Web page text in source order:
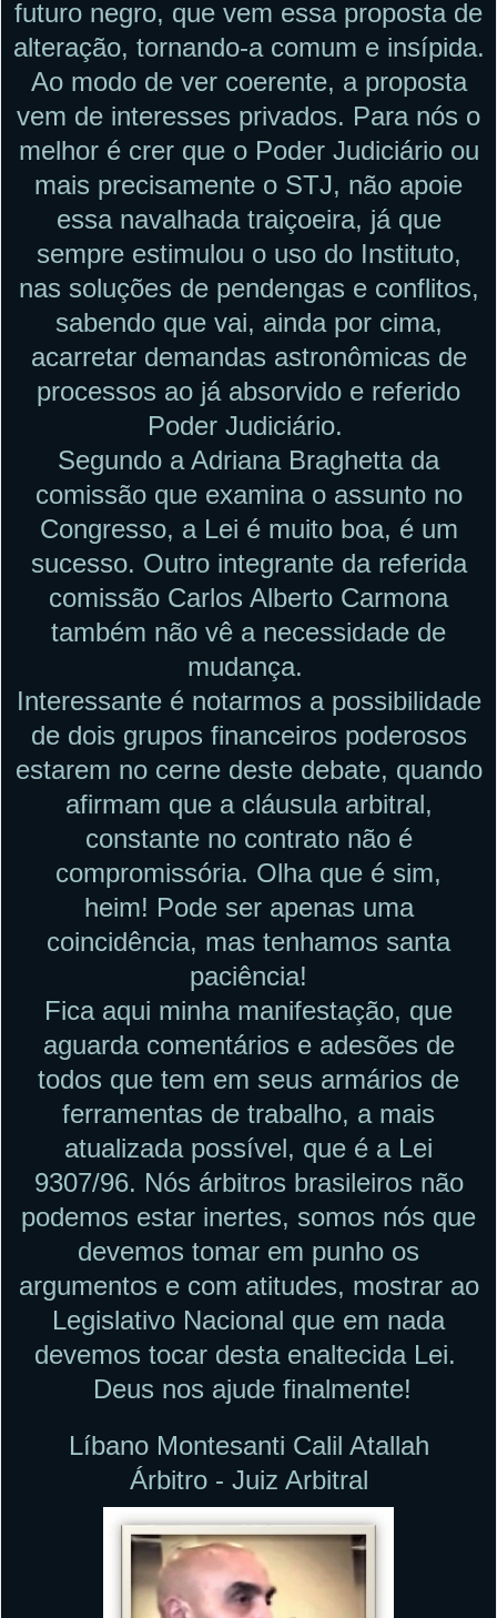
futuro negro, que vem essa proposta de
alteração, tornando-a comum e insípida.
Ao modo de ver coerente, a proposta
vem de interesses privados. Para nós o
melhor é crer que o Poder Judiciário ou
mais precisamente o STJ, não apoie
essa navalhada traiçoeira, já que
sempre estimulou o uso do Instituto,
nas soluções de pendengas e conflitos,
sabendo que vai, ainda por cima,
acarretar demandas astronômicas de
processos ao já absorvido e referido
Poder Judiciário.
Segundo a Adriana Braghetta da
comissão que examina o assunto no
Congresso, a Lei é muito boa, é um
sucesso. Outro integrante da referida
comissão Carlos Alberto Carmona
também não vê a necessidade de
mudança.
Interessante é notarmos a possibilidade
de dois grupos financeiros poderosos
estarem no cerne deste debate, quando
afirmam que a cláusula arbitral,
constante no contrato não é
compromissória. Olha que é sim,
heim! Pode ser apenas uma
coincidência, mas tenhamos santa
paciência!
Fica aqui minha manifestação, que
aguarda comentários e adesões de
todos que tem em seus armários de
ferramentas de trabalho, a mais
atualizada possível, que é a Lei
9307/96. Nós árbitros brasileiros não
podemos estar inertes, somos nós que
devemos tomar em punho os
argumentos e com atitudes, mostrar ao
Legislativo Nacional que em nada
devemos tocar desta enaltecida Lei.
Deus nos ajude finalmente!
Líbano Montesanti Calil Atallah
Árbitro - Juiz Arbitral